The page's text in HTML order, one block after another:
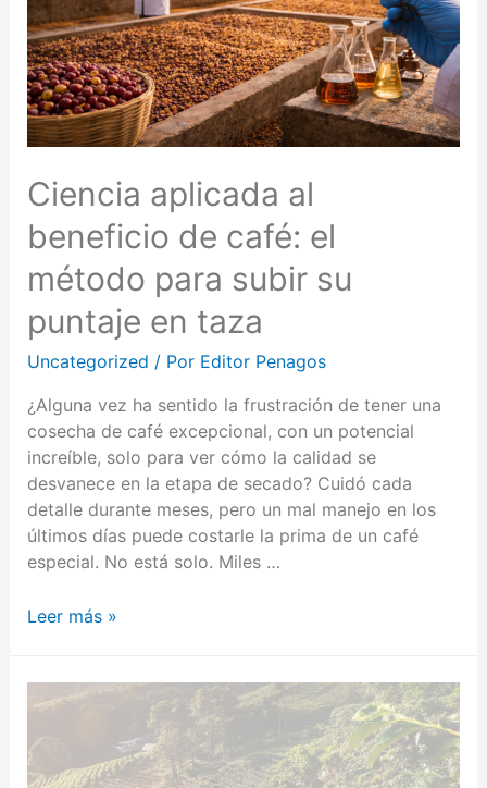
Ciencia aplicada al
beneficio de café: el
método para subir su
puntaje en taza
Uncategorized / Por Editor Penagos
¿Alguna vez ha sentido la frustración de tener una
cosecha de café excepcional, con un potencial
increíble, solo para ver cómo la calidad se
desvanece en la etapa de secado? Cuidó cada
detalle durante meses, pero un mal manejo en los
últimos días puede costarle la prima de un café
especial. No está solo. Miles …
Leer más »